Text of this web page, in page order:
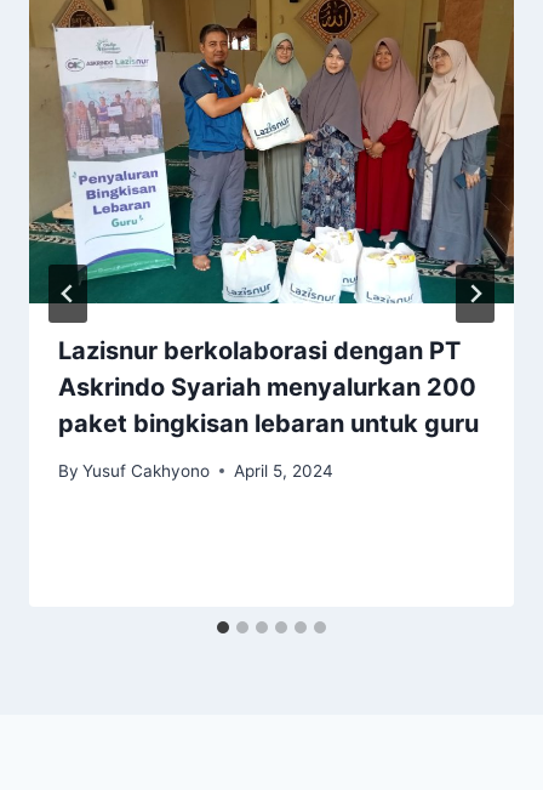
Lazisnur berkolaborasi dengan PT
Askrindo Syariah menyalurkan 200
paket bingkisan lebaran untuk guru
By Yusuf Cakhyono April 5, 2024